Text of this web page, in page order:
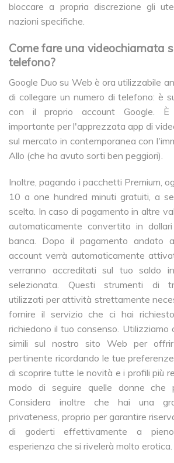
bloccare a propria discrezione gli
nazioni specifiche.
Come fare una videochiamata
telefono?
Google Duo su Web è ora utilizzabile
di collegare un numero di telefono: è
con il proprio account Google. È
importante per l'apprezzata app di
sul mercato in contemporanea con
Allo (che ha avuto sorti ben peggiori).
Inoltre, pagando i pacchetti Premium,
10 a one hundred minuti gratuiti, a
scelta. In caso di pagamento in altre
automaticamente convertito in
banca. Dopo il pagamento andato
account verrà automaticamente
verranno accreditati sul tuo saldo
selezionata. Questi strumenti di
utilizzati per attività strettamente
fornire il servizio che ci hai
richiedono il tuo consenso. Utilizziamo
simili sul nostro sito Web per
pertinente ricordando le tue
di scoprire tutte le novità e i profili più
modo di seguire quelle donne che
Considera inoltre che hai una
privateness, proprio per garantire
di goderti effettivamente a
esperienza che si rivelerà molto erotica.